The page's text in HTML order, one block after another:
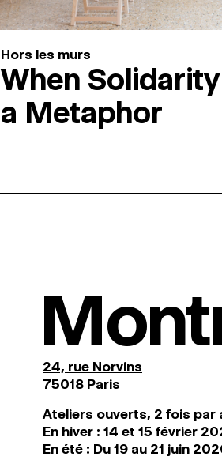
Hors les murs
When
a Metaphor
24, rue Norvins
75018 Paris
Ateliers ouverts, 2 fois par
En hiver : 14 et 15 février
En été : Du 19 au 21 juin